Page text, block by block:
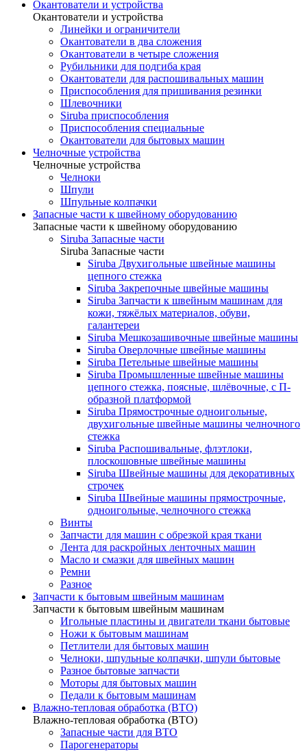
Окантователи и устройства
Окантователи и устройства
Линейки и ограничители
Окантователи в два сложения
Окантователи в четыре сложения
Рубильники для подгиба края
Окантователи для распошивальных машин
Приспособления для пришивания резинки
Шлевочники
Siruba приспособления
Приспособления специальные
Окантователи для бытовых машин
Челночные устройства
Челночные устройства
Челноки
Шпули
Шпульные колпачки
Запасные части к швейному оборудованию
Запасные части к швейному оборудованию
Siruba Запасные части
Siruba Запасные части
Siruba Двухигольные швейные машины
цепного стежка
Siruba Закрепочные швейные машины
Siruba Запчасти к швейным машинам для
кожи, тяжёлых материалов, обуви,
галантереи
Siruba Мешкозашивочные швейные машины
Siruba Оверлочные швейные машины
Siruba Петельные швейные машины
Siruba Промышленные швейные машины
цепного стежка, поясные, шлёвочные, с П-
образной платформой
Siruba Прямострочные одноигольные,
двухигольные швейные машины челночного
стежка
Siruba Распошивальные, флэтлоки,
плоскошовные швейные машины
Siruba Швейные машины для декоративных
строчек
Siruba Швейные машины прямострочные,
одноигольные, челночного стежка
Винты
Запчасти для машин с обрезкой края ткани
Лента для раскройных ленточных машин
Масло и смазки для швейных машин
Ремни
Разное
Запчасти к бытовым швейным машинам
Запчасти к бытовым швейным машинам
Игольные пластины и двигатели ткани бытовые
Ножи к бытовым машинам
Петлители для бытовых машин
Челноки, шпульные колпачки, шпули бытовые
Разное бытовые запчасти
Моторы для бытовых машин
Педали к бытовым машинам
Влажно-тепловая обработка (ВТО)
Влажно-тепловая обработка (ВТО)
Запасные части для ВТО
Парогенераторы